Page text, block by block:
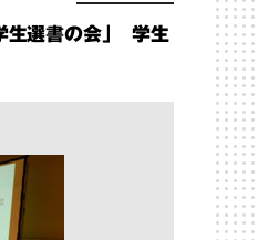
生選書の会」 学生